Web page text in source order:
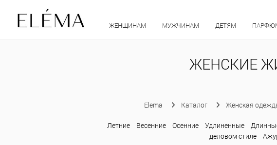
ЖЕНЩИНАМ МУЖЧИНАМ ДЕТЯМ
ЖЕНСКИЕ
Elema Каталог Женская
Летние Весенние Осенние Удлиненные
деловом стиле